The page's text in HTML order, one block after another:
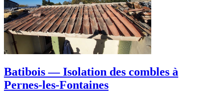
Batibois — Isolation des combles à
Pernes-les-Fontaines